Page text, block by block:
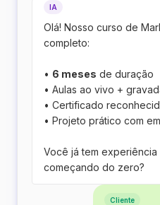
IA
Olá! Nosso curso de
completo:
• 6 meses de duração
• Aulas ao vivo +
• Certificado
• Projeto prático com
Você já tem experiência
começando do zero?
Cliente